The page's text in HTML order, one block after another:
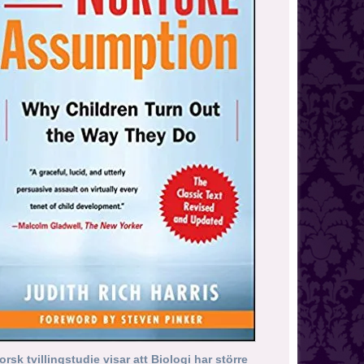
tvillingstudie visar att Biologi har större